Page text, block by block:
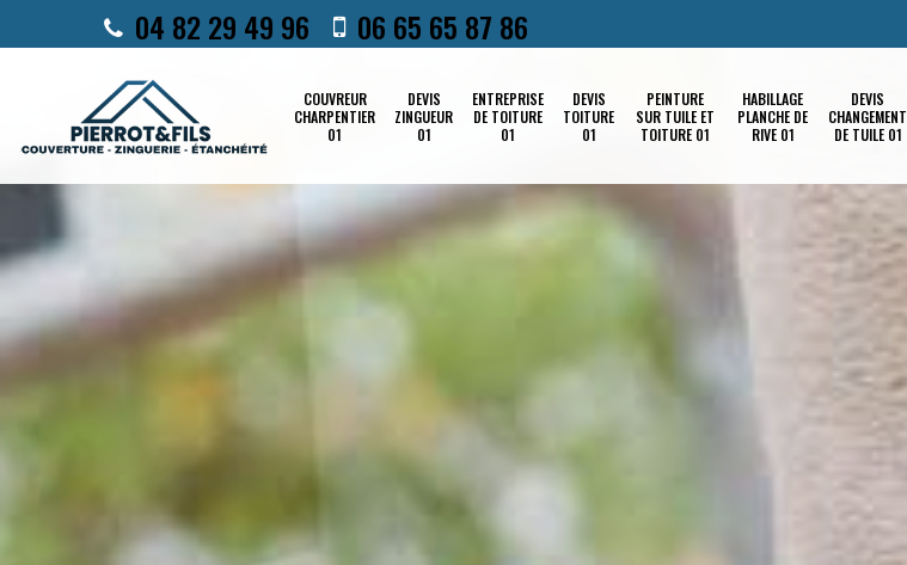
04 82 29 49 96 06 65 65 87 86
COUVREUR
CHARPENTIER
01
DEVIS
ZINGUEUR
01
ENTREPRISE
DE TOITURE
01
DEVIS
TOITURE
01
PEINTURE
SUR TUILE ET
TOITURE 01
HABILLAGE
PLANCHE DE
RIVE 01
DEVIS
CHANGEMENT
DE TUILE 01